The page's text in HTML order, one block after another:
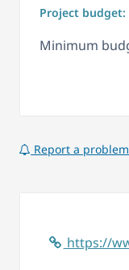
Project budget:
Minimum
Report a problem
https://